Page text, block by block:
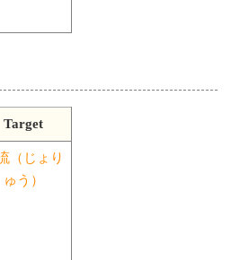
Target
（じょり
ゅう）